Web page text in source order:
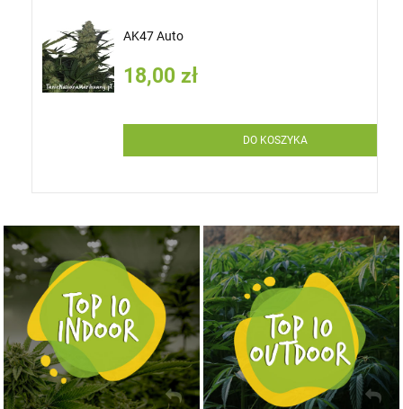
AK47 Auto
18,00 zł
DO KOSZYKA
NASIONA MARIHUANY TOP 10 INDOOR
KUP TERAZ NASIONA MARIHUANY TOP 10 OUTDOOR
KUP TERAZ